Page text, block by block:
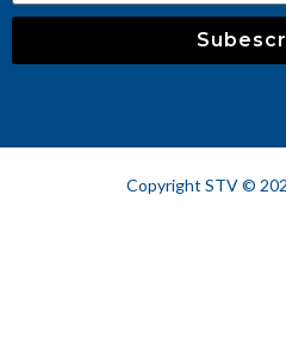
Copyright STV ©